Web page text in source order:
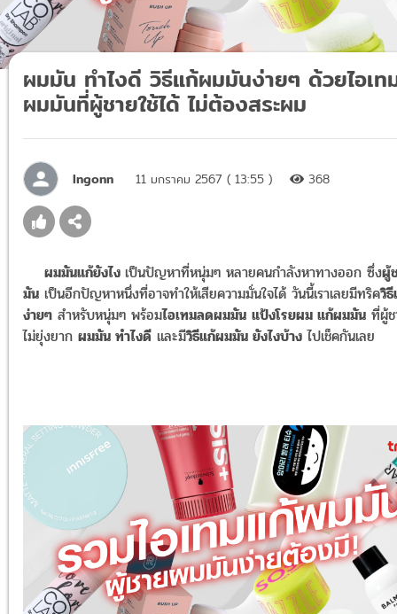
ผมมัน ทำไงดี วิธีแก้ผมมันง่ายๆ ด้วยไอเ
ผมมันที่ผู้ชายใช้ได้ ไม่ต้องสระผม
Ingonn 11 มกราคม 2567 ( 13:55 ) 368
ผมมันแก้ยังไง เป็นปัญหาที่หนุ่มๆ หลายคนกำลังหาทางออก ซึ่งผู้
มัน เป็นอีกปัญหาหนึ่งที่อาจทำให้เสียความมั่นใจได้ วันนี้เราเลยมีทริควิ
ง่ายๆ สำหรับหนุ่มๆ พร้อมไอเทมลดผมมัน แป้งโรยผม แก้ผมมัน ที่ผู้ช
ไม่ยุ่งยาก ผมมัน ทำไงดี และมีวิธีแก้ผมมัน ยังไงบ้าง ไปเช็คกันเลย